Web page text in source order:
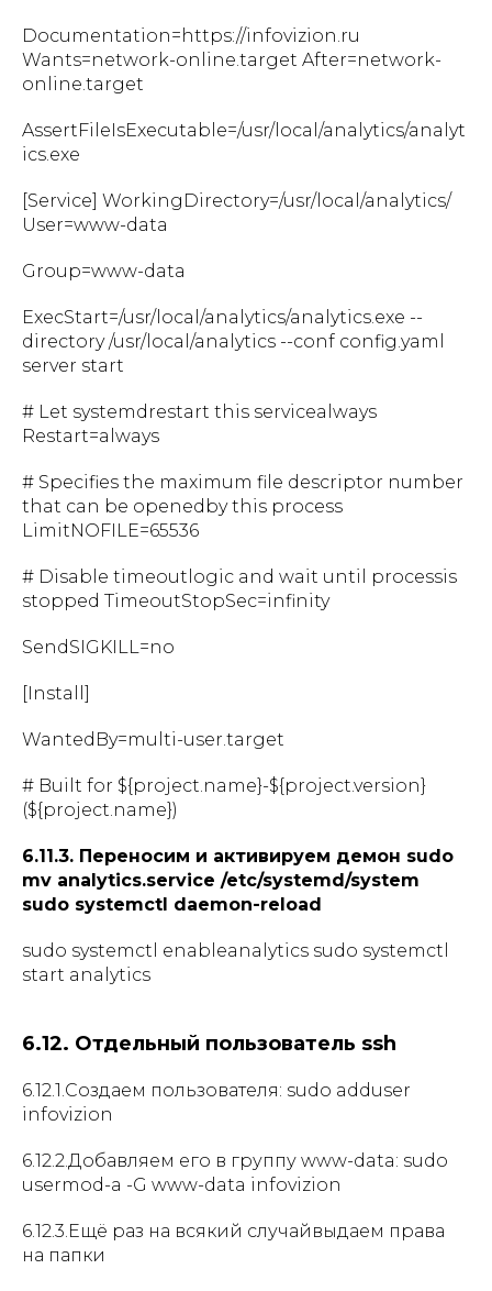
Documentation=https://infovizion.ru
Wants=network-online.target After=network-
online.target
AssertFileIsExecutable=/usr/local/analytics/analyt
ics.exe
[Service] WorkingDirectory=/usr/local/analytics/
User=www-data
Group=www-data
ExecStart=/usr/local/analytics/analytics.exe --
directory /usr/local/analytics --conf config.yaml
server start
# Let systemdrestart this servicealways
Restart=always
# Specifies the maximum file descriptor number
that can be openedby this process
LimitNOFILE=65536
# Disable timeoutlogic and wait until processis
stopped TimeoutStopSec=infinity
SendSIGKILL=no
[Install]
WantedBy=multi-user.target
# Built for ${project.name}-${project.version}
(${project.name})
6.11.3. Переносим и активируем демон sudo
mv analytics.service /etc/systemd/system
sudo systemctl daemon-reload
sudo systemctl enableanalytics sudo systemctl
start analytics
6.12. Отдельный пользователь ssh
6.12.1.Создаем пользователя: sudo adduser
infovizion
6.12.2.Добавляем его в группу www-data: sudo
usermod-a -G www-data infovizion
6.12.3.Ещё раз на всякий случайвыдаем права
на папки